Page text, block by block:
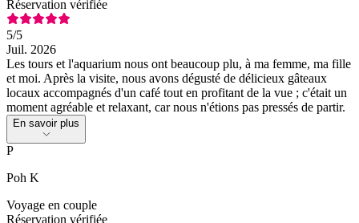
Réservation vérifiée
5/5
Juil. 2026
Les tours et l'aquarium nous ont beaucoup plu, à ma femme, ma fille
et moi. Après la visite, nous avons dégusté de délicieux gâteaux
locaux accompagnés d'un café tout en profitant de la vue ; c'était un
moment agréable et relaxant, car nous n'étions pas pressés de partir.
En savoir plus
P
Poh K
Voyage en couple
Réservation vérifiée